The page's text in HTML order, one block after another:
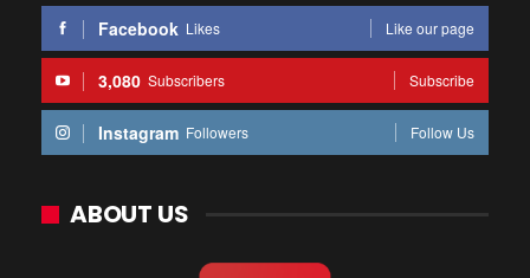
Facebook Likes Like our page
3,080 Subscribers Subscribe
Instagram Followers Follow Us
ABOUT US